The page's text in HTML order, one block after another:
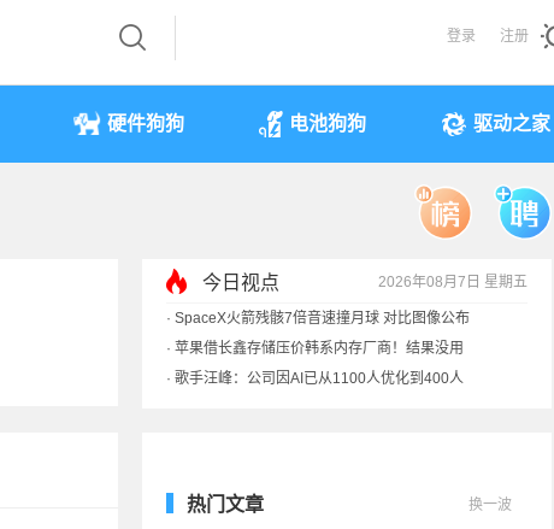
登录 注册
硬件狗狗 电池狗狗 驱动之家
今日视点 2026年08月7日 星期五
· SpaceX火箭残骸7倍音速撞月球 对比图像公布
· 苹果借长鑫存储压价韩系内存厂商！结果没用
· 歌手汪峰：公司因AI已从1100人优化到400人
热门文章 换一波